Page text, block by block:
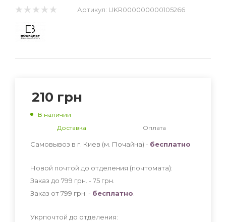
Артикул: UKR000000000105266
210 грн
В наличии
Доставка
Оплата
Самовывоз в г. Киев (м. Почайна) - бесплатно
Новой почтой до отделения (почтомата):
Заказ до 799 грн. - 75 грн
Заказ от 799 грн. - бесплатно
Укрпочтой до отделения: